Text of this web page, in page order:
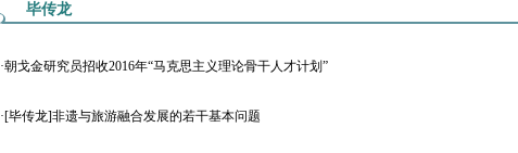
毕传龙
·朝戈金研究员招收2016年“马克思主义理论骨干人才计划”
·[毕传龙]非遗与旅游融合发展的若干基本问题